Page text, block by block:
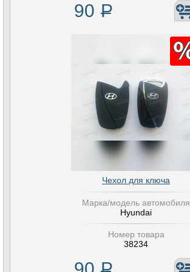
90 Р
Чехол для ключа
Марка/модель автомобиля
Hyundai
Номер товара
38234